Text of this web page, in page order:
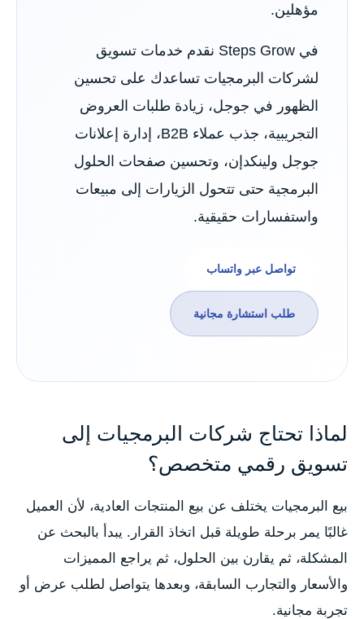
مؤهلين.
في Steps Grow نقدم خدمات تسويق
لشركات البرمجيات تساعدك على تحسين
الظهور في جوجل، زيادة طلبات العروض
التجريبية، جذب عملاء B2B، إدارة إعلانات
جوجل ولينكدإن، وتحسين صفحات الحلول
البرمجية حتى تتحول الزيارات إلى مبيعات
واستفسارات حقيقية.
تواصل عبر واتساب
طلب استشارة مجانية
لماذا تحتاج شركات البرمجيات إلى
تسويق رقمي متخصص؟
بيع البرمجيات يختلف عن بيع المنتجات العادية، لأن العميل
غالبًا يمر برحلة طويلة قبل اتخاذ القرار. يبدأ بالبحث عن
المشكلة، ثم يقارن بين الحلول، ثم يراجع المميزات
والأسعار والتجارب السابقة، وبعدها يتواصل لطلب عرض أو
تجربة مجانية.